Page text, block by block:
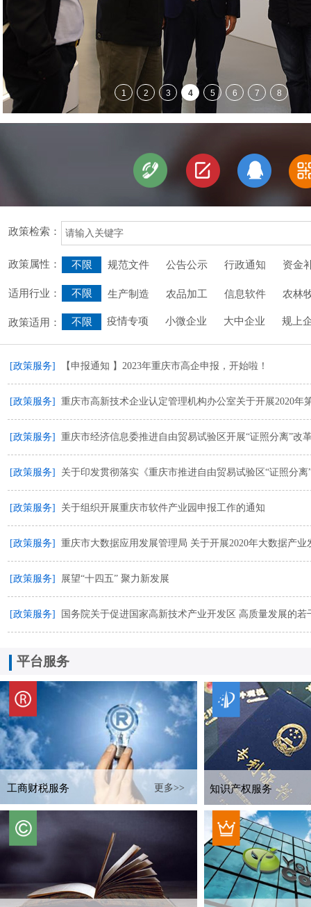
规范文件 公告公示 行政通知 资金
不限
不限
政策检索：
政策属性：
适用行业：
政策适用：
不限
生产制造 农品加工 信息软件 农林
疫情专项 小微企业 大中企业 规上
[政策服务] 【申报通知 】2023年重庆市高企申报，开始啦！
[政策服务] 重庆市高新技术企业认定管理机构办公室关于开展2020年
[政策服务] 重庆市经济信息委推进自由贸易试验区开展“证照分离”改
[政策服务] 关于印发贯彻落实《重庆市推进自由贸易试验区“证照分
[政策服务] 关于组织开展重庆市软件产业园申报工作的通知
[政策服务] 重庆市大数据应用发展管理局 关于开展2020年大数据产
[政策服务] 展望“十四五” 聚力新发展
[政策服务] 国务院关于促进国家高新技术产业开发区 高质量发展的若
平台服务
工商财税服务 更多>> 知识产权服务